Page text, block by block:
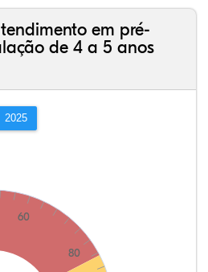
em pré-
de 4 a 5 anos
2025
60
80